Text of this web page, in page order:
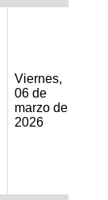
Viernes,
06 de
marzo de
2026